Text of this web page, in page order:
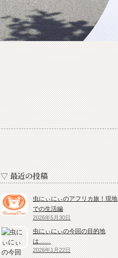
▽ 最近の投稿
虫にぃにぃのアフリカ旅！現地
での生活編
2026年5月30日
虫にぃにぃの今回の目的地
は……
2026年1月22日